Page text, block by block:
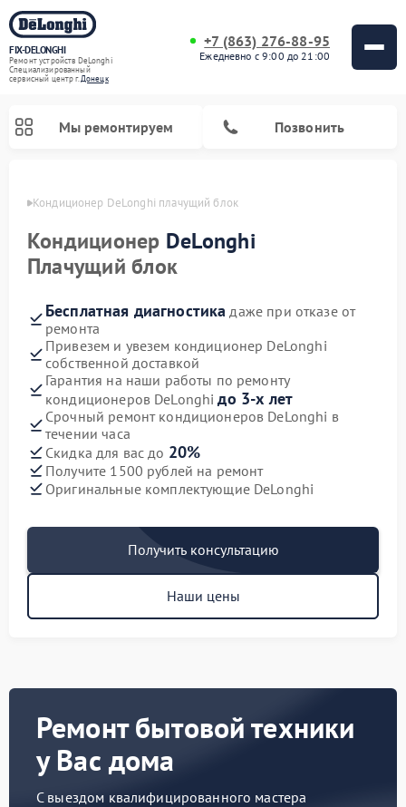
FIX-DELONGHI
Ремонт устройств DeLonghi
Специализированный
cервисный центр г.Донецк
+7 (863) 276-88-95
Ежедневно с 9:00 до 21:00
Мы ремонтируем Позвонить
Кондиционер DeLonghi плачущий блок
Кондиционер DeLonghi
Плачущий блок
Бесплатная диагностика даже при отказе от
ремонта
Привезем и увезем кондиционер DeLonghi
собственной доставкой
Гарантия на наши работы по ремонту
кондиционеров DeLonghiдо 3-х лет
Срочный ремонт кондиционеров DeLonghi в
течении часа
Скидка для вас до 20%
Получите 1500 рублей на ремонт
Оригинальные комплектующие DeLonghi
Получить консультацию
Наши цены
Ремонт бытовой техники
у Вас дома
С выездом квалифицированного мастера